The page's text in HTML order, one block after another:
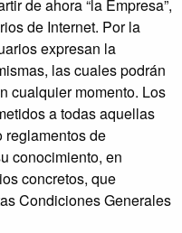
de ahora “la Empresa”,
de Internet. Por la
expresan la
las cuales podrán
cualquier momento. Los
a todas aquellas
reglamentos de
conocimiento, en
concretos, que
Condiciones Generales